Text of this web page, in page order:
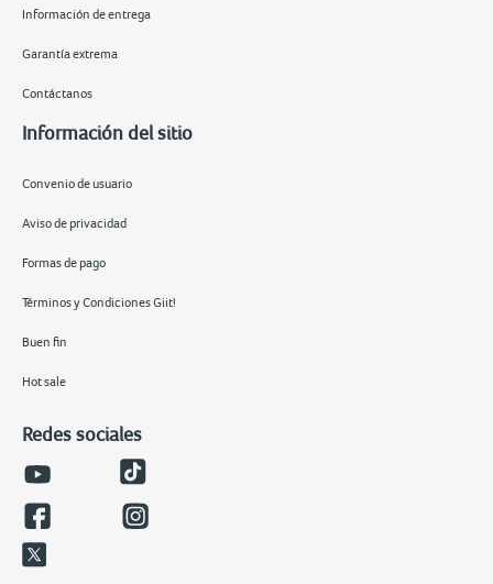
Información de entrega
Garantía extrema
Contáctanos
Información del sitio
Convenio de usuario
Aviso de privacidad
Formas de pago
Términos y Condiciones Giit!
Buen fin
Hot sale
Redes sociales